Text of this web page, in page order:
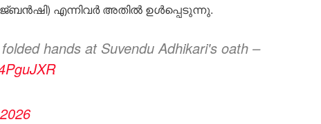
എന്നിവർ അതിൽ ഉൾപ്പെടുന്നു.
hands at Suvendu Adhikari's oath –